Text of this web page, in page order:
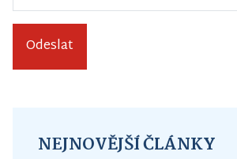
Odeslat
NEJNOVĚJŠÍ ČLÁNKY